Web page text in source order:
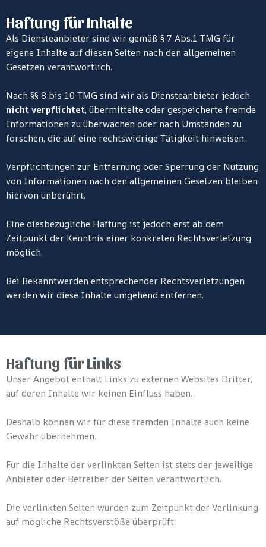
Haftung für Inhalte
Als Diensteanbieter sind wir gemäß § 7 Abs.1 TMG für
eigene Inhalte auf diesen Seiten nach den allgemeinen
Gesetzen verantwortlich.
Nach §§ 8 bis 10 TMG sind wir als Diensteanbieter jedoch
nicht verpflichtet, übermittelte oder gespeicherte fremde
Informationen zu überwachen oder nach Umständen zu
forschen, die auf eine rechtswidrige Tätigkeit hinweisen.
Verpflichtungen zur Entfernung oder Sperrung der Nutzung
von Informationen nach den allgemeinen Gesetzen bleiben
hiervon unberührt.
Eine diesbezügliche Haftung ist jedoch erst ab dem
Zeitpunkt der Kenntnis einer konkreten Rechtsverletzung
möglich.
Bei Bekanntwerden entsprechender Rechtsverletzungen
werden wir diese Inhalte umgehend entfernen.
Haftung für Links
Unser Angebot enthält Links zu externen Websites Dritter,
auf deren Inhalte wir keinen Einfluss haben.
Deshalb können wir für diese fremden Inhalte auch keine
Gewähr übernehmen.
Für die Inhalte der verlinkten Seiten ist stets der jeweilige
Anbieter oder Betreiber der Seiten verantwortlich.
Die verlinkten Seiten wurden zum Zeitpunkt der Verlinkung
auf mögliche Rechtsverstöße überprüft.